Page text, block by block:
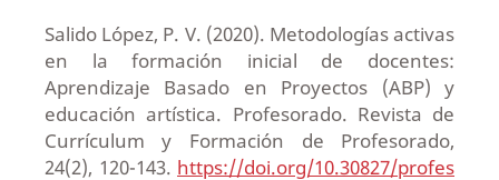
Salido López, P. V. (2020). Metodologías activas
en la formación inicial de docentes:
Aprendizaje Basado en Proyectos (ABP) y
educación artística. Profesorado. Revista de
Currículum y Formación de Profesorado,
24(2), 120-143. https://doi.org/10.30827/profes